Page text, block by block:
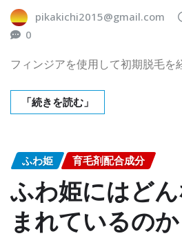
pikakichi2015@gmail.com
0
フィンジアを使用して初期脱毛を
「続きを読む」
ふわ姫 育毛剤配合成分
ふわ姫にはど
まれているのか